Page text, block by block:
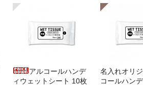
アルコールハンデ
ィウェットシート 10枚
名入れオリ
コールハン